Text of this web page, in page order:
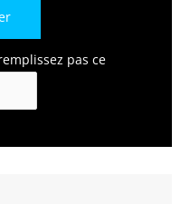
pas ce